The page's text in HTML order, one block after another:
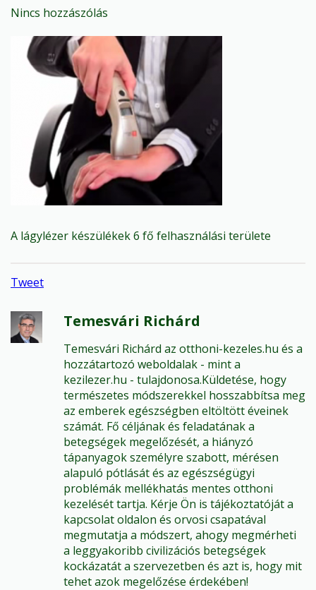
Nincs hozzászólás
A lágylézer készülékek 6 fő felhasználási területe
Tweet
Temesvári Richárd
Temesvári Richárd az otthoni-kezeles.hu és a
hozzátartozó weboldalak - mint a
kezilezer.hu - tulajdonosa.Küldetése, hogy
természetes módszerekkel hosszabbítsa meg
az emberek egészségben eltöltött éveinek
számát. Fő céljának és feladatának a
betegségek megelőzését, a hiányzó
tápanyagok személyre szabott, mérésen
alapuló pótlását és az egészségügyi
problémák mellékhatás mentes otthoni
kezelését tartja. Kérje Ön is tájékoztatóját a
kapcsolat oldalon és orvosi csapatával
megmutatja a módszert, ahogy megmérheti
a leggyakoribb civilizációs betegségek
kockázatát a szervezetben és azt is, hogy mit
tehet azok megelőzése érdekében!